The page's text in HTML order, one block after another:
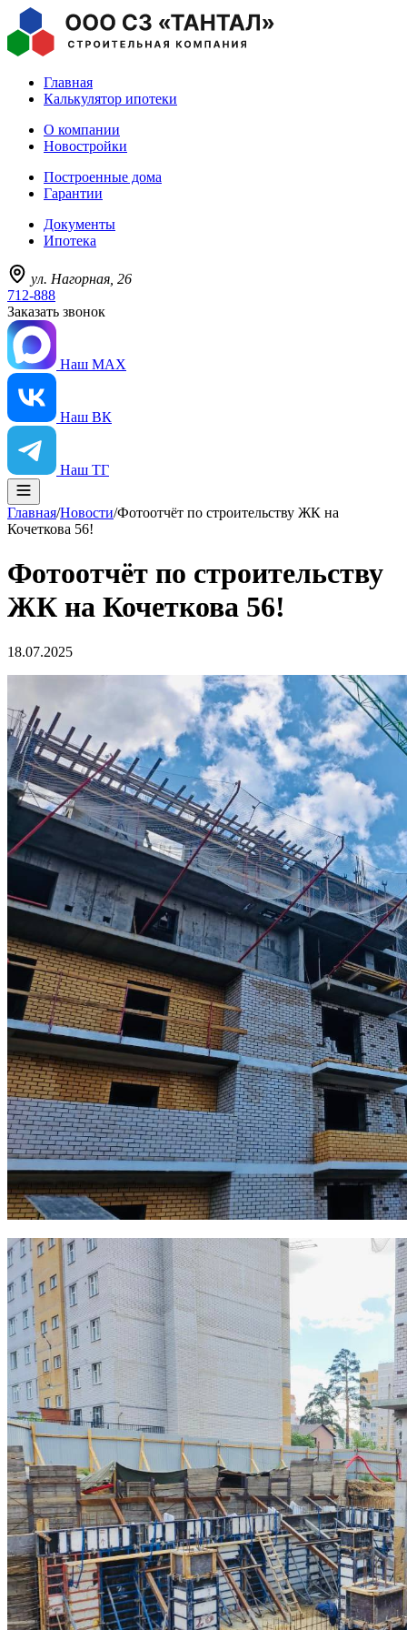
Главная
Калькулятор ипотеки
О компании
Новостройки
Построенные дома
Гарантии
Документы
Ипотека
ул. Нагорная, 26
712-888
Заказать звонок
Наш MAX
Наш ВК
Наш ТГ
Главная/Новости/Фотоотчёт по строительству ЖК на
Кочеткова 56!
Фотоотчёт по строительству
ЖК на Кочеткова 56!
18.07.2025